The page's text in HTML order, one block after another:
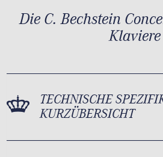
Die C. Bechstein
Klaviere
TECHNISCHE
KURZÜBERSICHT